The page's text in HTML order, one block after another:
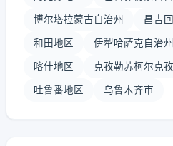
博尔塔拉蒙古自治州 昌吉
和田地区 伊犁哈萨克自治州
喀什地区 克孜勒苏柯尔克
吐鲁番地区 乌鲁木齐市